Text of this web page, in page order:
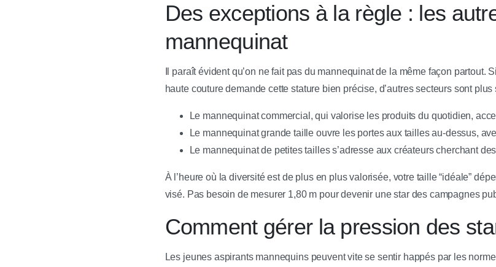
Des exceptions à la règle : les
mannequinat
Il paraît évident qu’on ne fait pas du mannequinat de la même façon partout.
haute couture demande cette stature bien précise, d’autres secteurs sont plus
Le mannequinat commercial, qui valorise les produits du quotidien,
Le mannequinat grande taille ouvre les portes aux tailles au-dessus,
Le mannequinat de petites tailles s’adresse aux créateurs cherchant
À l’heure où la diversité est de plus en plus valorisée, votre taille “idéale”
visé. Pas besoin de mesurer 1,80 m pour devenir une star des campagnes
Comment gérer la pression des
Les jeunes aspirants mannequins peuvent vite se sentir happés par les